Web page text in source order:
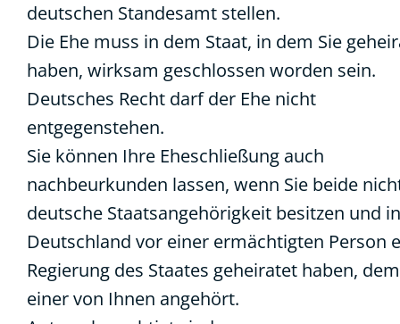
deutschen Standesamt stellen.
Die Ehe muss in dem Staat, in dem Sie
haben, wirksam geschlossen worden sein.
Deutsches Recht darf der Ehe nicht
entgegenstehen.
Sie können Ihre Eheschließung auch
nachbeurkunden lassen, wenn Sie beide
deutsche Staatsangehörigkeit besitzen und in
Deutschland vor einer ermächtigten Person
Regierung des Staates geheiratet haben, dem
einer von Ihnen angehört.